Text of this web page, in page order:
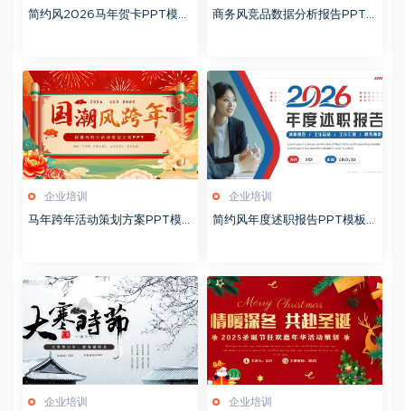
简约风2026马年贺卡PPT模板
商务风竞品数据分析报告PPT
企业培训
马年跨年活动策划方案PPT模
企业培训
简约风年度述职报告PPT模板2
企业培训 企业培训